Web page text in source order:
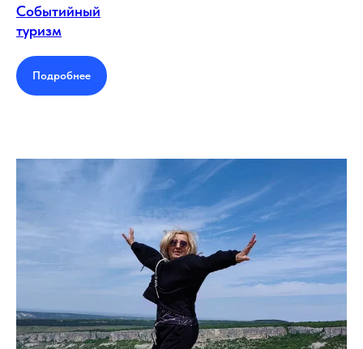
Событийный
туризм
Подробнее